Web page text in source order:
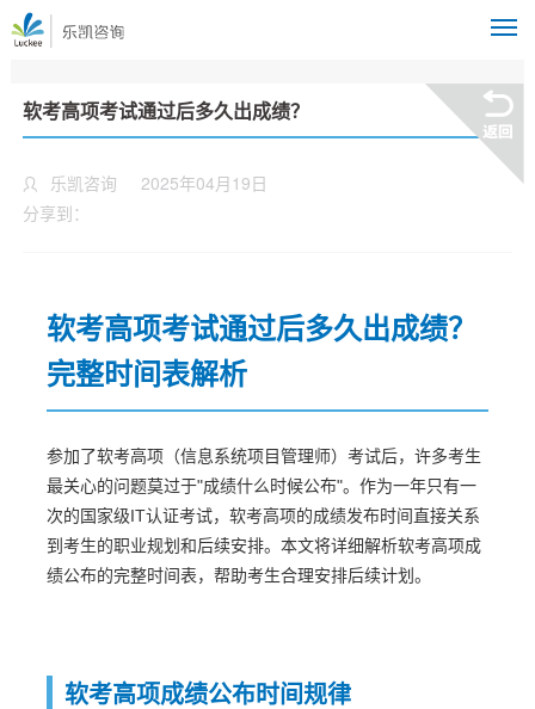
软考高项考试通过后多久出成绩？
乐凯咨询
2025年04月19日
分享到：
软考高项考试通过后多久出成绩？
完整时间表解析
参加了软考高项（信息系统项目管理师）考试后，许多考生
最关心的问题莫过于"成绩什么时候公布"。作为一年只有一
次的国家级IT认证考试，软考高项的成绩发布时间直接关系
到考生的职业规划和后续安排。本文将详细解析软考高项成
绩公布的完整时间表，帮助考生合理安排后续计划。
软考高项成绩公布时间规律